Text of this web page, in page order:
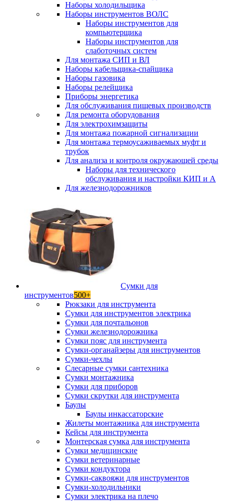
Наборы холодильщика
Наборы инструментов ВОЛС
Наборы инструментов для
компьютерщика
Наборы инструментов для
слаботочных систем
Для монтажа СИП и ВЛ
Наборы кабельщика-спайщика
Наборы газовика
Наборы релейщика
Приборы энергетика
Для обслуживания пищевых производств
Для ремонта оборудования
Для электрохимзащиты
Для монтажа пожарной сигнализации
Для монтажа термоусаживаемых муфт и
трубок
Для анализа и контроля окружающей среды
Наборы для технического
обслуживания и настройки КИП и А
Для железнодорожников
Сумки для
инструментов500+
Рюкзаки для инструмента
Сумки для инструментов электрика
Сумки для почтальонов
Сумки железнодорожника
Сумки пояс для инструмента
Сумки-органайзеры для инструментов
Сумки-чехлы
Слесарные сумки сантехника
Сумки монтажника
Сумки для приборов
Сумки скрутки для инструмента
Баулы
Баулы инкассаторские
Жилеты монтажника для инструмента
Кейсы для инструмента
Монтерская сумка для инструмента
Сумки медицинские
Сумки ветеринарные
Сумки кондуктора
Сумки-саквояжи для инструментов
Сумки-холодильники
Сумки электрика на плечо